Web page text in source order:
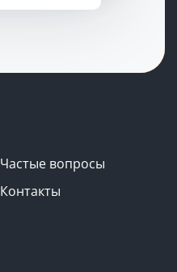
Частые вопросы
Контакты